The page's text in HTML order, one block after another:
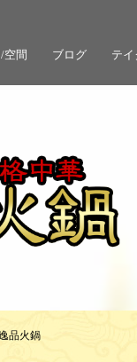
空間 ブログ テ
品火鍋